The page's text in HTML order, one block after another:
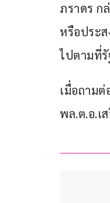
ภราดร ก
หรือประ
ไปตามที่
เมื่อถามต่
พล.ต.อ.เ